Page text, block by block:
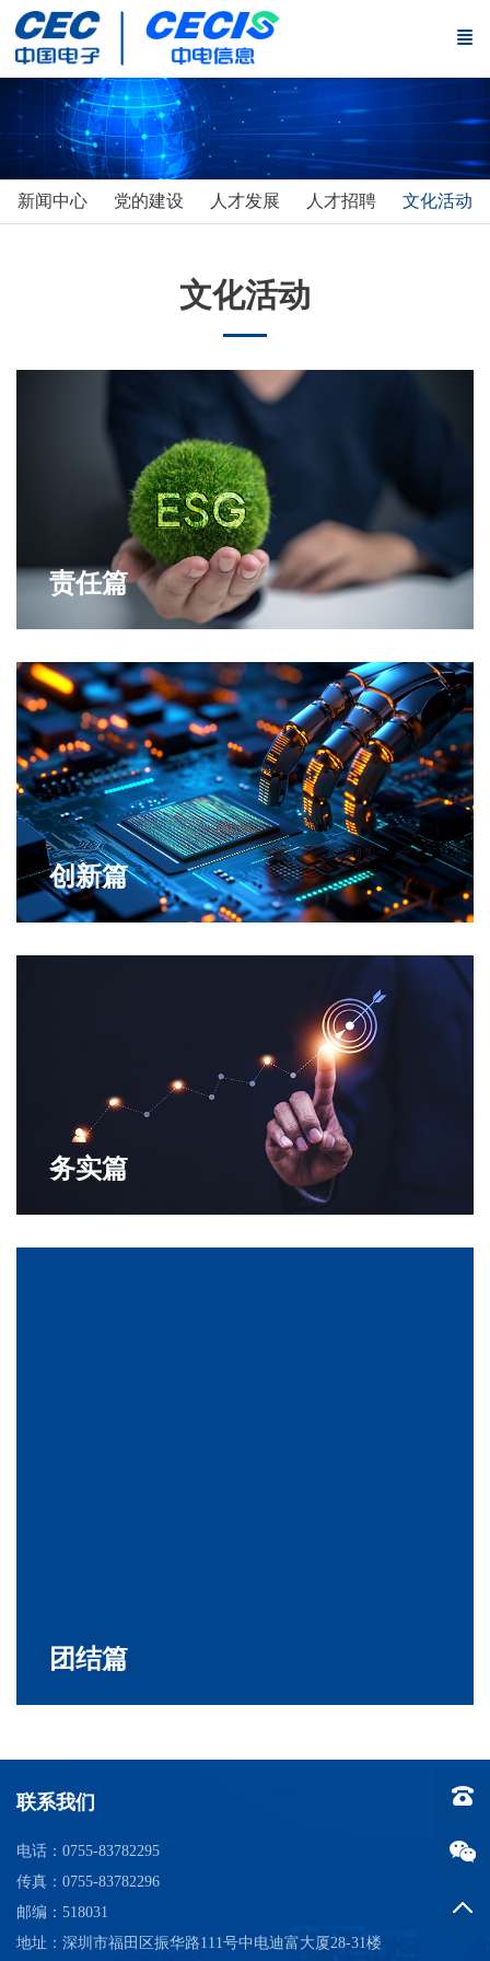
新闻中心 党的建设 人才发展 人才招聘 文化活动
文化活动
责任篇
创新篇
务实篇
电话：0755-83782295
微信公众号
电话
返回